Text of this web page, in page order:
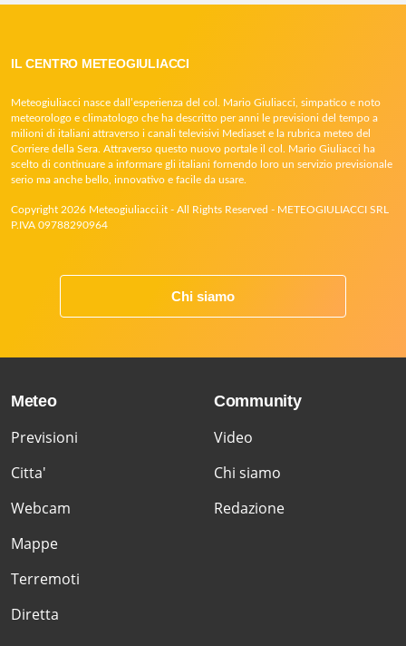
IL CENTRO METEOGIULIACCI
Meteogiuliacci nasce dall’esperienza del col. Mario Giuliacci, simpatico e noto
meteorologo e climatologo che ha descritto per anni le previsioni del tempo a
milioni di italiani attraverso i canali televisivi Mediaset e la rubrica meteo del
Corriere della Sera. Attraverso questo nuovo portale il col. Mario Giuliacci ha
scelto di continuare a informare gli italiani fornendo loro un servizio previsionale
serio ma anche bello, innovativo e facile da usare.
Copyright 2026 Meteogiuliacci.it - All Rights Reserved - METEOGIULIACCI SRL
P.IVA 09788290964
Chi siamo
Meteo
Previsioni
Citta'
Webcam
Mappe
Terremoti
Diretta
Community
Video
Chi siamo
Redazione